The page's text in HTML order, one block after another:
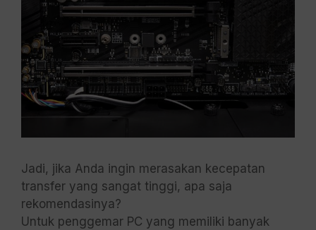
Jadi, jika Anda ingin merasakan kecepatan
transfer yang sangat tinggi, apa saja
rekomendasinya?
Untuk penggemar PC yang memiliki banyak